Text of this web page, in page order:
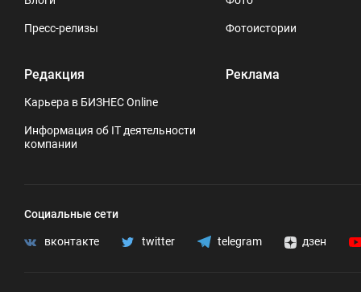
Пресс-релизы
Редакция
Карьера в БИЗНЕС Online
Информация об IT деятельности
компании
Фотоистории
Реклама
Социальные сети
вконтакте twitter telegram дзен